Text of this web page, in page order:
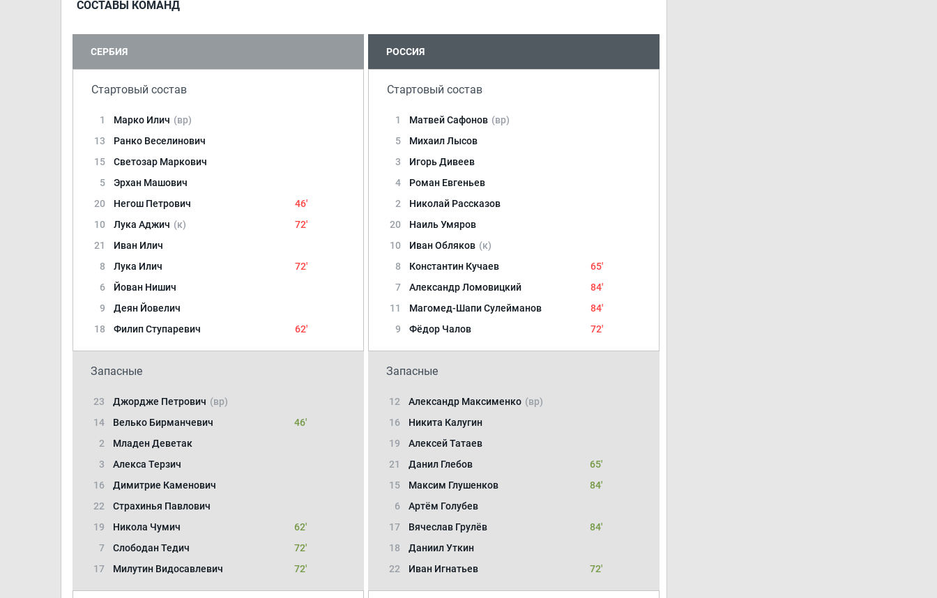
СОСТАВЫ КОМАНД
СЕРБИЯ
Стартовый состав
1 Марко Илич (вр)
13
Ранко Веселинович
15
Светозар Маркович
5
Эрхан Машович
20
Негош Петрович
46'
10
Лука Аджич (к)
72'
21
Иван Илич
8
Лука Илич
72'
6
Йован Нишич
9
Деян Йовелич
18
Филип Ступаревич 62'
Запасные
23 Джордже Петрович (вр)
14
Велько Бирманчевич
46'
2
Младен Деветак
3
Алекса Терзич
16
Димитрие Каменович
22
Страхинья Павлович
19
Никола Чумич
62'
7
Слободан Тедич
72'
17
Милутин Видосавлевич 72'
РОССИЯ
Стартовый состав
1 Матвей Сафонов (вр)
5
Михаил Лысов
3
Игорь Дивеев
4
Роман Евгеньев
2
Николай Рассказов
20
Наиль Умяров
10
Иван Обляков (к)
8
Константин Кучаев
65'
7
Александр Ломовицкий
84'
11
Магомед-Шапи Сулейманов
84'
9
Фёдор Чалов 72'
Запасные
12 Александр Максименко (вр)
16
Никита Калугин
19
Алексей Татаев
21
Данил Глебов
65'
15
Максим Глушенков
84'
6
Артём Голубев
17
Вячеслав Грулёв
84'
18
Даниил Уткин
22
Иван Игнатьев 72'